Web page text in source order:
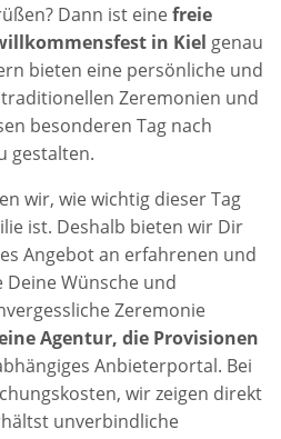
Dann ist einefreie
in Kiel genau
bieten eine persönliche und
Zeremonien und
besonderen Tag nach
gestalten.
wir, wie wichtig dieser Tag
ist. Deshalb bieten wir Dir
Angebot an erfahrenen und
Deine Wünsche und
Zeremonie
Agentur, die Provisionen
Anbieterportal. Bei
wir zeigen direkt
unverbindliche